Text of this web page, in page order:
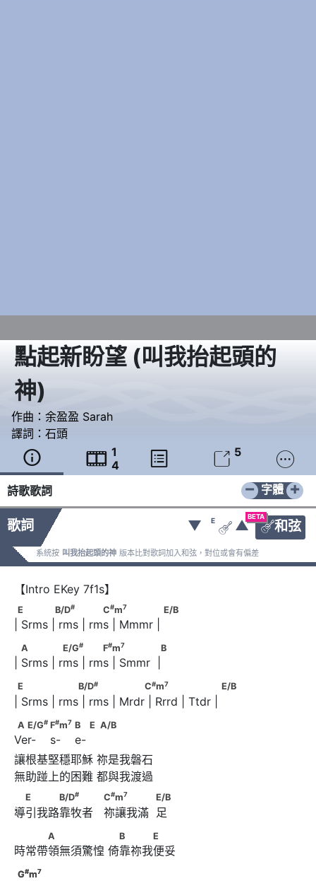
點起新盼望 (叫我抬起頭的
神)
作曲： 余盈盈 Sarah
譯詞： 石頭
  1
4
  5 
詩歌歌詞 − +
字體
歌詞
BETA
和弦
▼ E
 ▲
系統按 叫我抬起頭的神 版本比對歌詞加入和弦，對位或會有偏差
E             B/D
C m7 E/B
E B/D# C#m7 E/B
| Srms | rms | rms | Mmmr |
A             E/G F
A E/G# F#m7 B
| Srms | rms | rms | Smmr  |
E                 B/D
C E/B
E B/D# C#m7 E/B
| Srms | rms | rms | Mrdr | Rrrd | Ttdr |
A  E/G # F
A E/G# F#m7 B E A/B
Ver-    s-    e-
讓根基堅穩耶穌 祢是我磐石
E　　　B/D
C
E/B
E B/D# C#m7 E/B
導引我路靠牧者   祢讓我滿  足
A　　　　　      　B　　　E
A B E
時常帶領無須驚惶 倚靠祢我便妥
C#m7
C#m7
G#m7